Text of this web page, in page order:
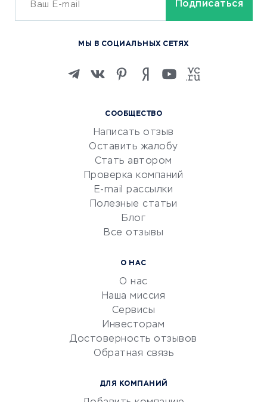
ОБУЧЕНИЕ И РАБОТА
Изучение иностранных
Маркетинг и продажи
Репетиторство
Красота и здоровье
Сервисы по поиску работы
Сетевой маркетинг
УСЛУГИ ДЛЯ БИЗНЕСА
документооборот
Юридические компании
СООБЩЕСТВО
Написать отзыв
Оставить жалобу
Стать автором
Проверка компаний
E-mail рассылки
Полезные статьи
Блог
Все отзывы
О НАС
О нас
Наша миссия
Сервисы
Инвесторам
Достоверность отзывов
Обратная связь
ДЛЯ КОМПАНИЙ
МЫ В СОЦИАЛЬНЫХ СЕТЯХ